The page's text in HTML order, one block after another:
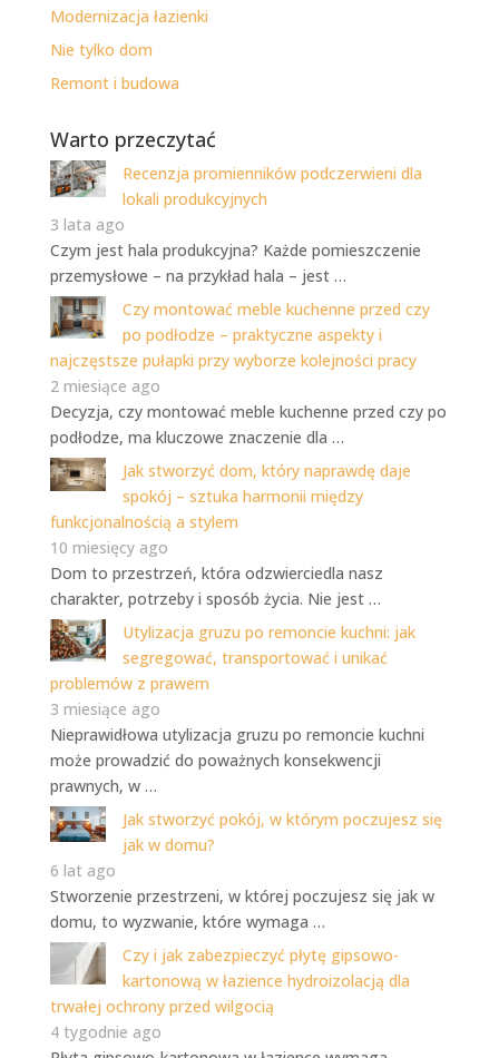
Modernizacja łazienki
Nie tylko dom
Remont i budowa
Warto przeczytać
Recenzja promienników podczerwieni dla
lokali produkcyjnych
3 lata ago
Czym jest hala produkcyjna? Każde pomieszczenie
przemysłowe – na przykład hala – jest …
Czy montować meble kuchenne przed czy
po podłodze – praktyczne aspekty i
najczęstsze pułapki przy wyborze kolejności pracy
2 miesiące ago
Decyzja, czy montować meble kuchenne przed czy po
podłodze, ma kluczowe znaczenie dla …
Jak stworzyć dom, który naprawdę daje
spokój – sztuka harmonii między
funkcjonalnością a stylem
10 miesięcy ago
Dom to przestrzeń, która odzwierciedla nasz
charakter, potrzeby i sposób życia. Nie jest …
Utylizacja gruzu po remoncie kuchni: jak
segregować, transportować i unikać
problemów z prawem
3 miesiące ago
Nieprawidłowa utylizacja gruzu po remoncie kuchni
może prowadzić do poważnych konsekwencji
prawnych, w …
Jak stworzyć pokój, w którym poczujesz się
jak w domu?
6 lat ago
Stworzenie przestrzeni, w której poczujesz się jak w
domu, to wyzwanie, które wymaga …
Czy i jak zabezpieczyć płytę gipsowo-
kartonową w łazience hydroizolacją dla
trwałej ochrony przed wilgocią
4 tygodnie ago